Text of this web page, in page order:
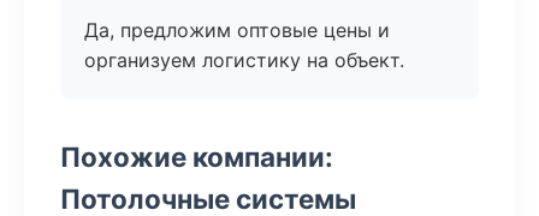
Да, предложим оптовые цены и
организуем логистику на объект.
Похожие компании:
Потолочные системы